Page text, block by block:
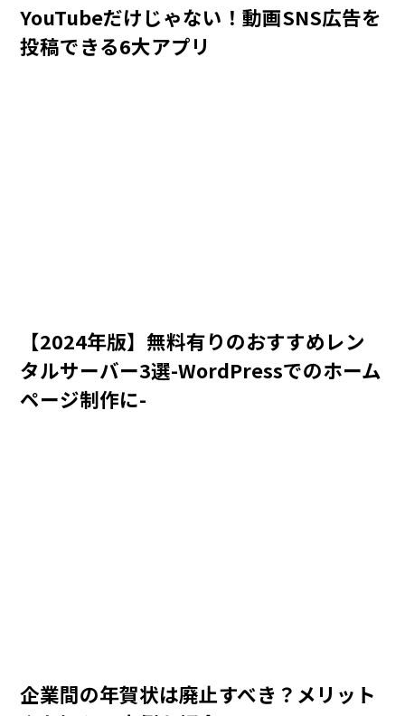
YouTubeだけじゃない！動画SNS広告を
投稿できる6大アプリ
【2024年版】無料有りのおすすめレン
タルサーバー3選-WordPressでのホーム
ページ制作に-
企業間の年賀状は廃止すべき？メリット